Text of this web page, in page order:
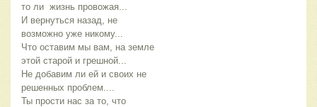
то ли  жизнь провожая...
И вернуться назад, не
возможно уже никому...
Что оставим мы вам, на земле
этой старой и грешной...
Не добавим ли ей и своих не
решенных проблем....
Ты прости нас за то, что